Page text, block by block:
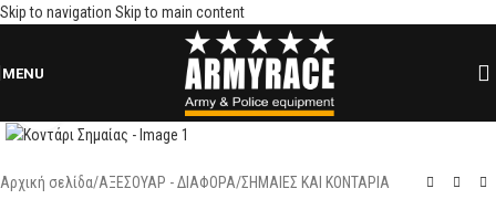
Skip to navigation Skip to main content
MENU
Αρχική σελίδα/ΑΞΕΣΟΥΑΡ - ΔΙΑΦΟΡΑ/ΣΗΜΑΙΕΣ ΚΑΙ ΚΟΝΤΑΡΙΑ